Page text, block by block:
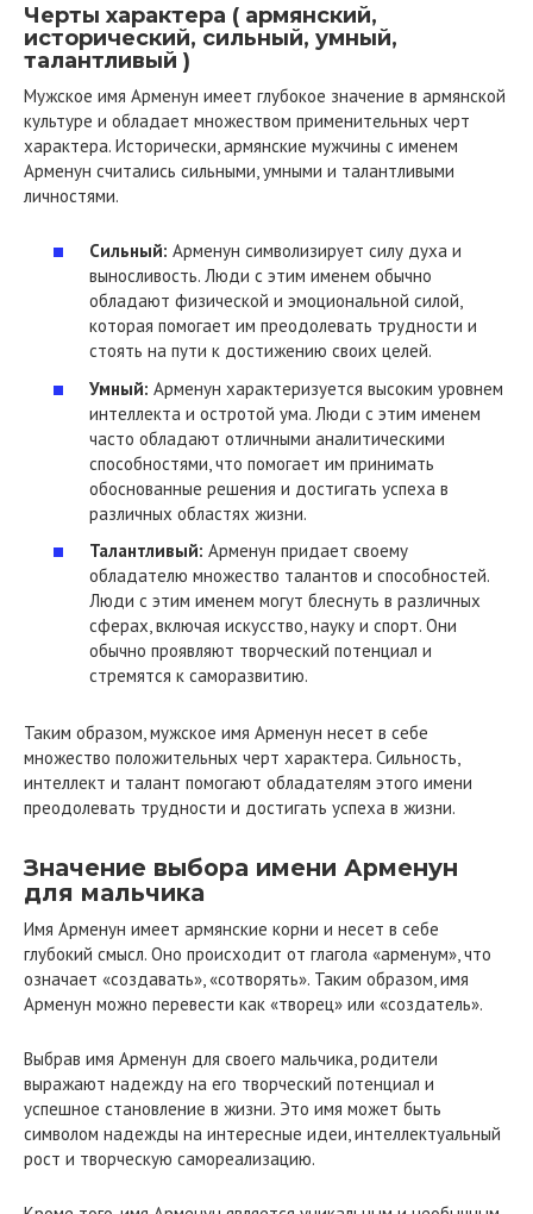
Черты характера ( армянский,
исторический, сильный, умный,
талантливый )
Мужское имя Арменун имеет глубокое значение в армянской
культуре и обладает множеством применительных черт
характера. Исторически, армянские мужчины с именем
Арменун считались сильными, умными и талантливыми
личностями.
Сильный: Арменун символизирует силу духа и
выносливость. Люди с этим именем обычно
обладают физической и эмоциональной силой,
которая помогает им преодолевать трудности и
стоять на пути к достижению своих целей.
Умный: Арменун характеризуется высоким уровнем
интеллекта и остротой ума. Люди с этим именем
часто обладают отличными аналитическими
способностями, что помогает им принимать
обоснованные решения и достигать успеха в
различных областях жизни.
Талантливый: Арменун придает своему
обладателю множество талантов и способностей.
Люди с этим именем могут блеснуть в различных
сферах, включая искусство, науку и спорт. Они
обычно проявляют творческий потенциал и
стремятся к саморазвитию.
Таким образом, мужское имя Арменун несет в себе
множество положительных черт характера. Сильность,
интеллект и талант помогают обладателям этого имени
преодолевать трудности и достигать успеха в жизни.
Значение выбора имени Арменун
для мальчика
Имя Арменун имеет армянские корни и несет в себе
глубокий смысл. Оно происходит от глагола «арменум», что
означает «создавать», «сотворять». Таким образом, имя
Арменун можно перевести как «творец» или «создатель».
Выбрав имя Арменун для своего мальчика, родители
выражают надежду на его творческий потенциал и
успешное становление в жизни. Это имя может быть
символом надежды на интересные идеи, интеллектуальный
рост и творческую самореализацию.